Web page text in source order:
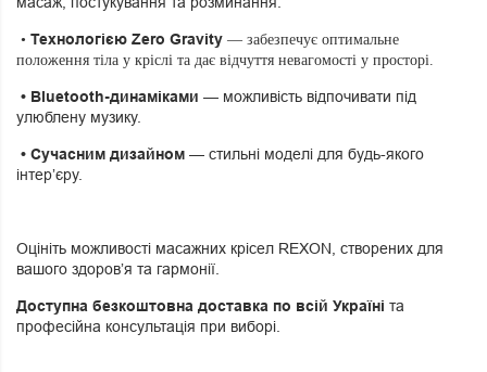
• Технологією Zero Gravity — забезпечує оптимальне
положення тіла у кріслі та дає відчуття невагомості у просторі.
• Bluetooth-динаміками — можливість відпочивати під
улюблену музику.
• Сучасним дизайном — стильні моделі для будь-якого
інтер’єру.
Оцініть можливості масажних крісел REXON, створених для
вашого здоров’я та гармонії.
Доступна безкоштовна доставка по всій Україні та
професійна консультація при виборі.